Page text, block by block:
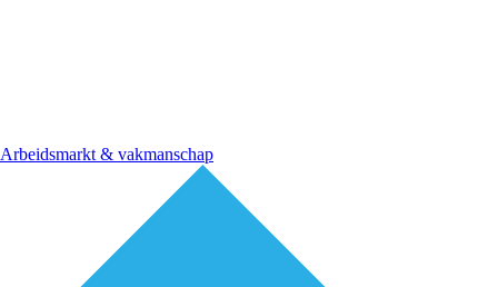
Arbeidsmarkt & vakmanschap